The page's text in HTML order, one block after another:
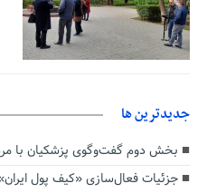
جديدترين ها
بخش دوم گفت‌وگوی پزشکیان با
جزئیات فعال‌سازی «کیف پول